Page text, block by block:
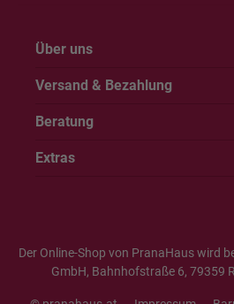
Über uns
Versand & Bezahlung
Beratung
Extras
Der Online-Shop von PranaHaus wird
GmbH, Bahnhofstraße 6, 79359